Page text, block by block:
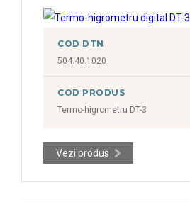
COD DTN
504.40.1020
COD PRODUS
Termo-higrometru DT-3
Vezi produs